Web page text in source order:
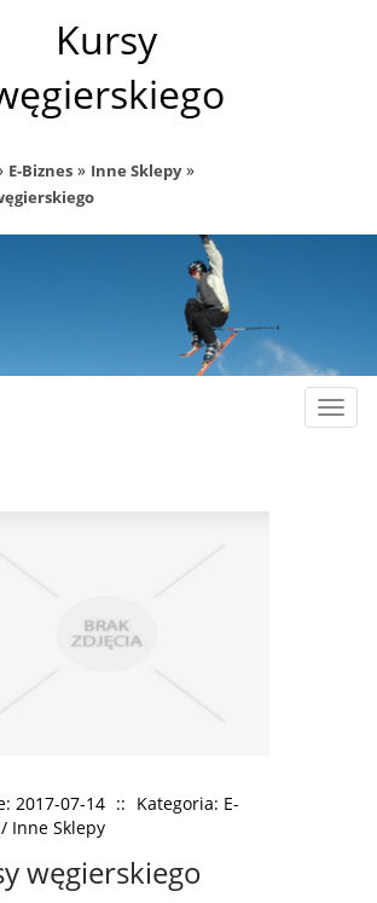
Kursy
E-Biznes » Inne Sklepy»
2017-07-14 :: Kategoria: E-
Inne Sklepy
węgierskiego